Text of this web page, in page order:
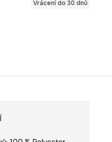
Vrácení do 30 dnů